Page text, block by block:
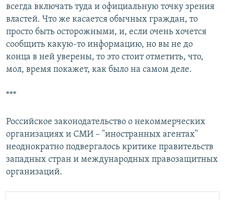
всегда включать туда и официальную точку зрения
властей. Что же касается обычных граждан, то
просто быть осторожными, и, если очень хочется
сообщить какую-то информацию, но вы не до
конца в ней уверены, то это стоит отметить, что,
мол, время покажет, как было на самом деле.
***
Российское законодательство о некоммерческих
организациях и СМИ – "иностранных агентах"
неоднократно подвергалось критике правительств
западных стран и международных правозащитных
организаций.